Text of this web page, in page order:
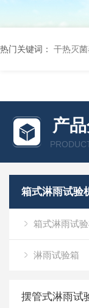
热门关键词： 干热灭菌
产
箱式淋雨试验
箱式淋雨试
淋雨试验箱
摆管式淋雨试